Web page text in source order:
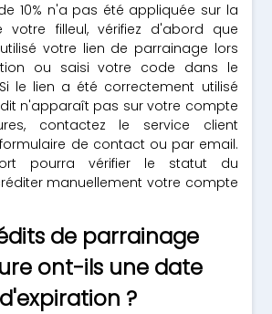
10% n'a pas été appliquée sur la
votre filleul, vérifiez d'abord que
votre lien de parrainage lors
ou saisi votre code dans le
le lien a été correctement utilisé
n'apparaît pas sur votre compte
contactez le service client
de contact ou par email.
pourra vérifier le statut du
manuellement votre compte
de parrainage
ont-ils une date
d'expiration ?